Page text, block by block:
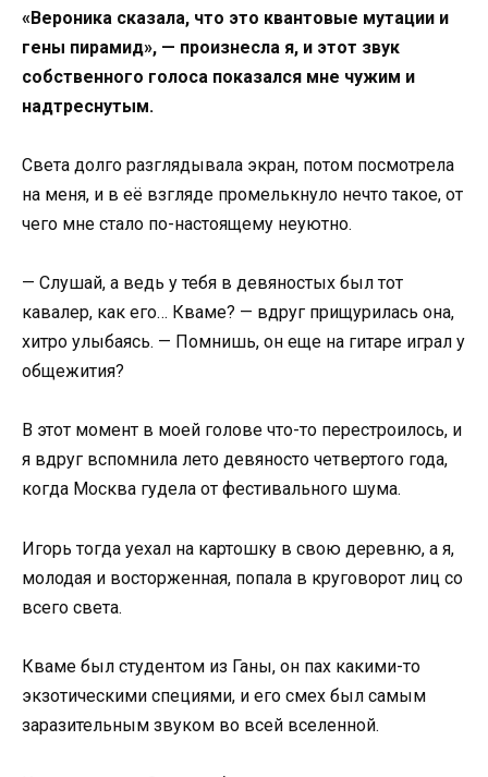
«Вероника сказала, что это квантовые мутации и
гены пирамид», — произнесла я, и этот звук
собственного голоса показался мне чужим и
надтреснутым.
Света долго разглядывала экран, потом посмотрела
на меня, и в её взгляде промелькнуло нечто такое, от
чего мне стало по-настоящему неуютно.
— Слушай, а ведь у тебя в девяностых был тот
кавалер, как его… Кваме? — вдруг прищурилась она,
хитро улыбаясь. — Помнишь, он еще на гитаре играл у
общежития?
В этот момент в моей голове что-то перестроилось, и
я вдруг вспомнила лето девяносто четвертого года,
когда Москва гудела от фестивального шума.
Игорь тогда уехал на картошку в свою деревню, а я,
молодая и восторженная, попала в круговорот лиц со
всего света.
Кваме был студентом из Ганы, он пах какими-то
экзотическими специями, и его смех был самым
заразительным звуком во всей вселенной.